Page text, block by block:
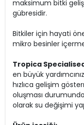
maksimum bitki
gübresidir.
Bitkiler için hayati
mikro besinler
Tropica
en büyük
hızlıca gelişim
oluşması
olarak su değişimi